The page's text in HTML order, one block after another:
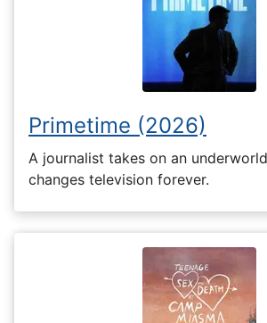
Primetime (2026)
A journalist takes on an
changes television forever.